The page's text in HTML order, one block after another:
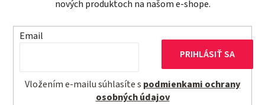
k
y
v
p
i
s
nových produktoch na našom e-shope.
Email
Vložením e-mailu súhlasíte s podmienkami ochrany
osobných údajov
PRIHLÁSIŤ SA